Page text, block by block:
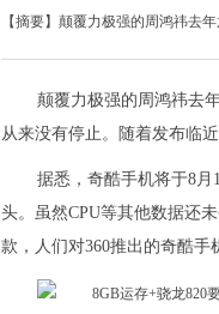
【摘要】颠覆力极强的周鸿祎去
颠覆力极强的周鸿祎去
从来没有停止。随着发布临
据悉，奇酷手机将于8
头。虽然CPU等其他数据还
款，人们对360推出的奇酷手